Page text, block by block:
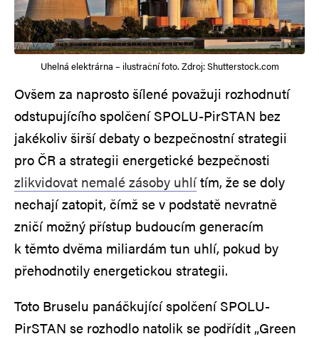
Uhelná elektrárna – ilustrační foto. Zdroj: Shutterstock.com
Ovšem za naprosto šílené považuji rozhodnutí
odstupujícího spolčení SPOLU-PirSTAN bez
jakékoliv širší debaty o bezpečnostní strategii
pro ČR a strategii energetické bezpečnosti
zlikvidovat nemalé zásoby uhlítím, že se doly
nechají zatopit, čímž se v podstatě nevratně
zničí možný přístup budoucím generacím
k těmto dvěma miliardám tun uhlí, pokud by
přehodnotily energetickou strategii.
Toto Bruselu panáčkující spolčení SPOLU-
PirSTAN se rozhodlo natolik se podřídit „Green